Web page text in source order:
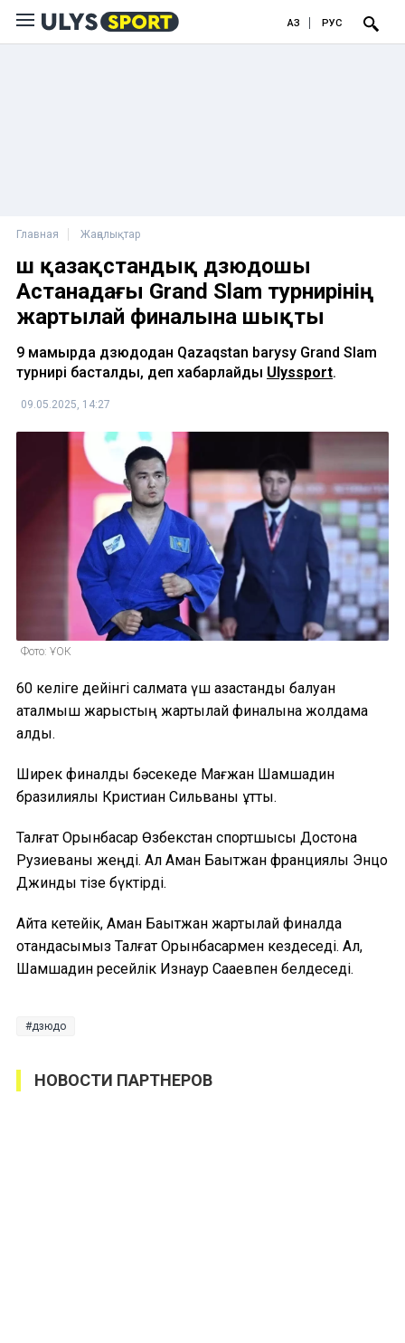
ҚАЗ РУС
Главная Жаңалықтар
Үш қазақстандық дзюдошы
Астанадағы Grand Slam турнирінің
жартылай финалына шықты
9 мамырда дзюдодан Qazaqstan barysy Grand Slam
турнирі басталды, деп хабарлайды Ulyssport.
09.05.2025, 14:27
Фото: ҰОК
60 келіге дейінгі салмақта үш қазақстандық балуан
аталмыш жарыстың жартылай финалына жолдама
алды.
Ширек финалдық бәсекеде Мағжан Шамшадин
бразилиялық Кристиан Сильваны ұтты.
Талғат Орынбасар Өзбекстан спортшысы Достона
Рузиеваны жеңді. Ал Аман Бақытжан франциялық Энцо
Джинды тізе бүктірді.
Айта кетейік, Аман Бақытжан жартылай финалда
отандасымыз Талғат Орынбасармен кездеседі. Ал,
Шамшадин ресейлік Изнаур Сааевпен белдеседі.
дзюдо
НОВОСТИ ПАРТНЕРОВ